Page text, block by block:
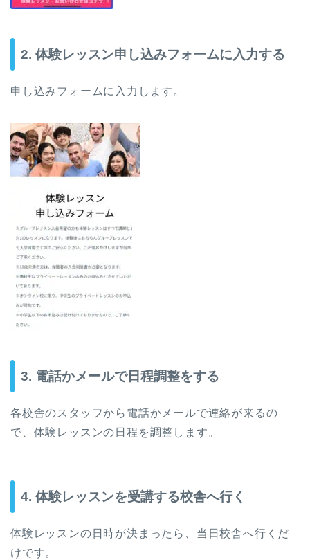
2. 体験レッスン申し込みフォームに入力する
申し込みフォームに入力します。
3. 電話かメールで日程調整をする
各校舎のスタッフから電話かメールで連絡が来るの
で、体験レッスンの日程を調整します。
4. 体験レッスンを受講する校舎へ行く
体験レッスンの日時が決まったら、当日校舎へ行くだ
けです。